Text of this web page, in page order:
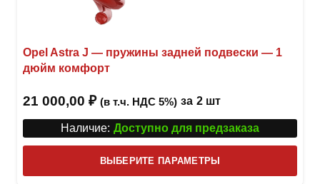
Opel Astra J — пружины задней подвески — 1
дюйм комфорт
21 000,00 ₽ (в т.ч. НДС 5%) за 2 шт
Наличие: Доступно для предзаказа
ВЫБЕРИТЕ ПАРАМЕТРЫ
товар